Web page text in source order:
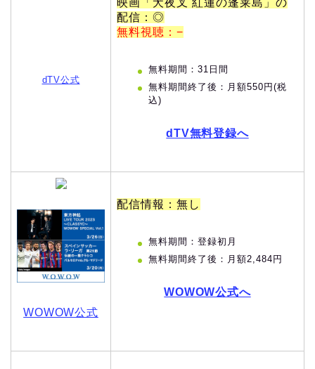
dTV公式
映画「犬夜叉 紅蓮の蓬莱島」の
配信：◎
無料視聴：−
無料期間：31日間
無料期間終了後：月額550円(税
込)
dTV無料登録へ
WOWOW公式
配信情報：無し
無料期間：登録初月
無料期間終了後：月額2,484円
WOWOW公式へ